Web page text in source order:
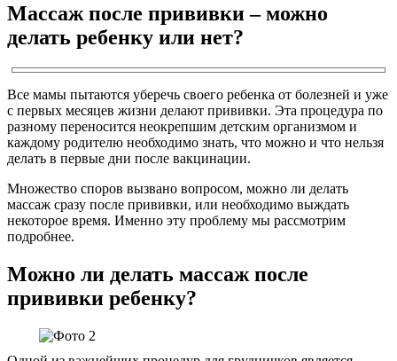
Массаж после прививки – можно
делать ребенку или нет?
Все мамы пытаются уберечь своего ребенка от болезней и уже
с первых месяцев жизни делают прививки. Эта процедура по
разному переносится неокрепшим детским организмом и
каждому родителю необходимо знать, что можно и что нельзя
делать в первые дни после вакцинации.
Множество споров вызвано вопросом, можно ли делать
массаж сразу после прививки, или необходимо выждать
некоторое время. Именно эту проблему мы рассмотрим
подробнее.
Можно ли делать массаж после
прививки ребенку?